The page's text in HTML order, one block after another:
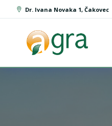
Dr. Ivana Novaka 1, Čakovec